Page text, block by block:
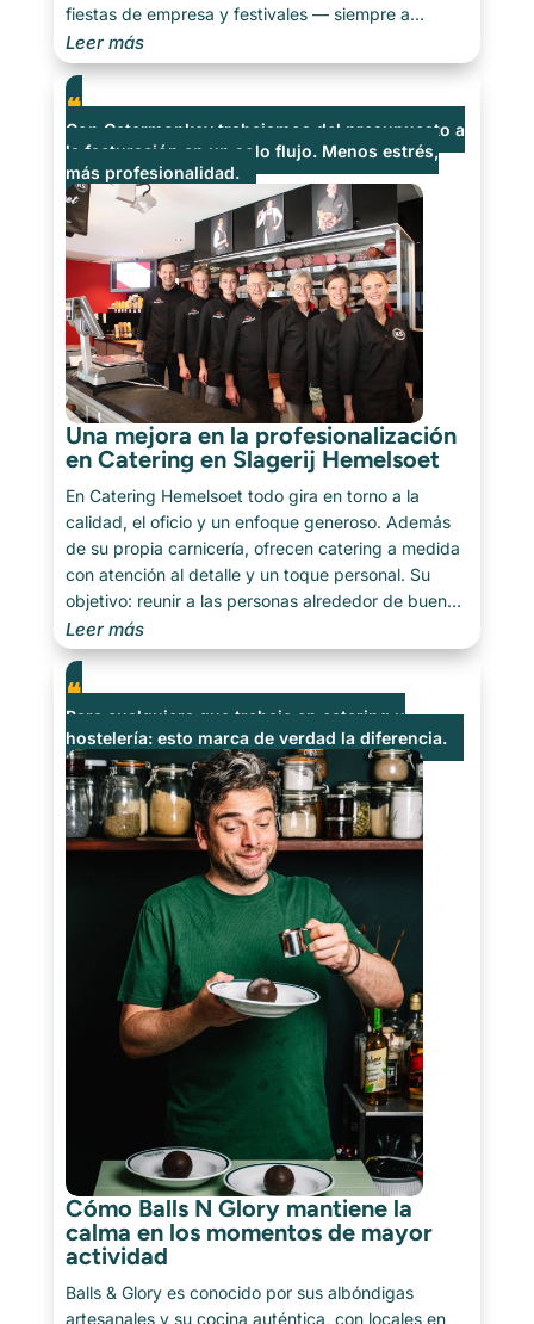
fiestas de empresa y festivales — siempre a
medida, siempre con atención al detalle. Desde la
decoración hasta el catering y el personal: Pragt
Events [...]
Leer más
Con Catermonkey trabajamos del presupuesto a
la facturación en un solo flujo. Menos estrés,
más profesionalidad.
Una mejora en la profesionalización
en Catering en Slagerij Hemelsoet
En Catering Hemelsoet todo gira en torno a la
calidad, el oficio y un enfoque generoso. Además
de su propia carnicería, ofrecen catering a medida
con atención al detalle y un toque personal. Su
objetivo: reunir a las personas alrededor de buena
comida y momentos especiales. [...]
Leer más
Para cualquiera que trabaje en catering u
hostelería: esto marca de verdad la diferencia.
Cómo Balls N Glory mantiene la
calma en los momentos de mayor
actividad
Balls & Glory es conocido por sus albóndigas
artesanales y su cocina auténtica, con locales en